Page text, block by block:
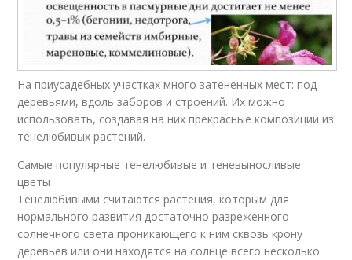
На приусадебных участках много затененных мест: под
деревьями, вдоль заборов и строений. Их можно
использовать, создавая на них прекрасные композиции из
тенелюбивых растений.
Самые популярные тенелюбивые и теневыносливые
цветы
Тенелюбивыми считаются растения, которым для
нормального развития достаточно разреженного
солнечного света проникающего к ним сквозь крону
деревьев или они находятся на солнце всего несколько